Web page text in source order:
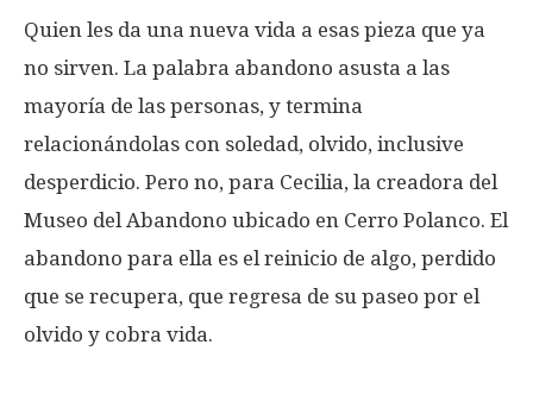
Quien les da una nueva vida a esas pieza que ya
no sirven. La palabra abandono asusta a las
mayoría de las personas, y termina
relacionándolas con soledad, olvido, inclusive
desperdicio. Pero no, para Cecilia, la creadora del
Museo del Abandono ubicado en Cerro Polanco. El
abandono para ella es el reinicio de algo, perdido
que se recupera, que regresa de su paseo por el
olvido y cobra vida.